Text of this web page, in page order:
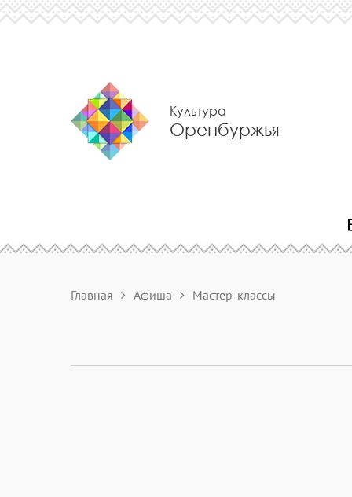
Культура
Оренбуржья
Главная Афиша Мастер-классы